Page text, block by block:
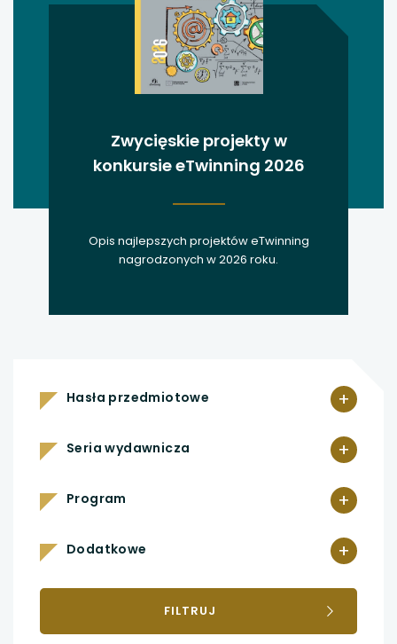
Zwycięskie projekty w
konkursie eTwinning 2026
Opis najlepszych projektów eTwinning
nagrodzonych w 2026 roku.
+
Hasła przedmiotowe
+
Seria wydawnicza
+
Program
+
Dodatkowe
FILTRUJ